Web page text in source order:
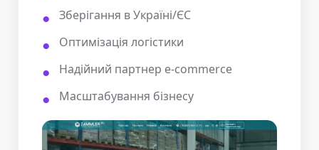
Зберігання в Україні/ЄС
Оптимізація логістики
Надійний партнер e-commerce
Масштабування бізнесу